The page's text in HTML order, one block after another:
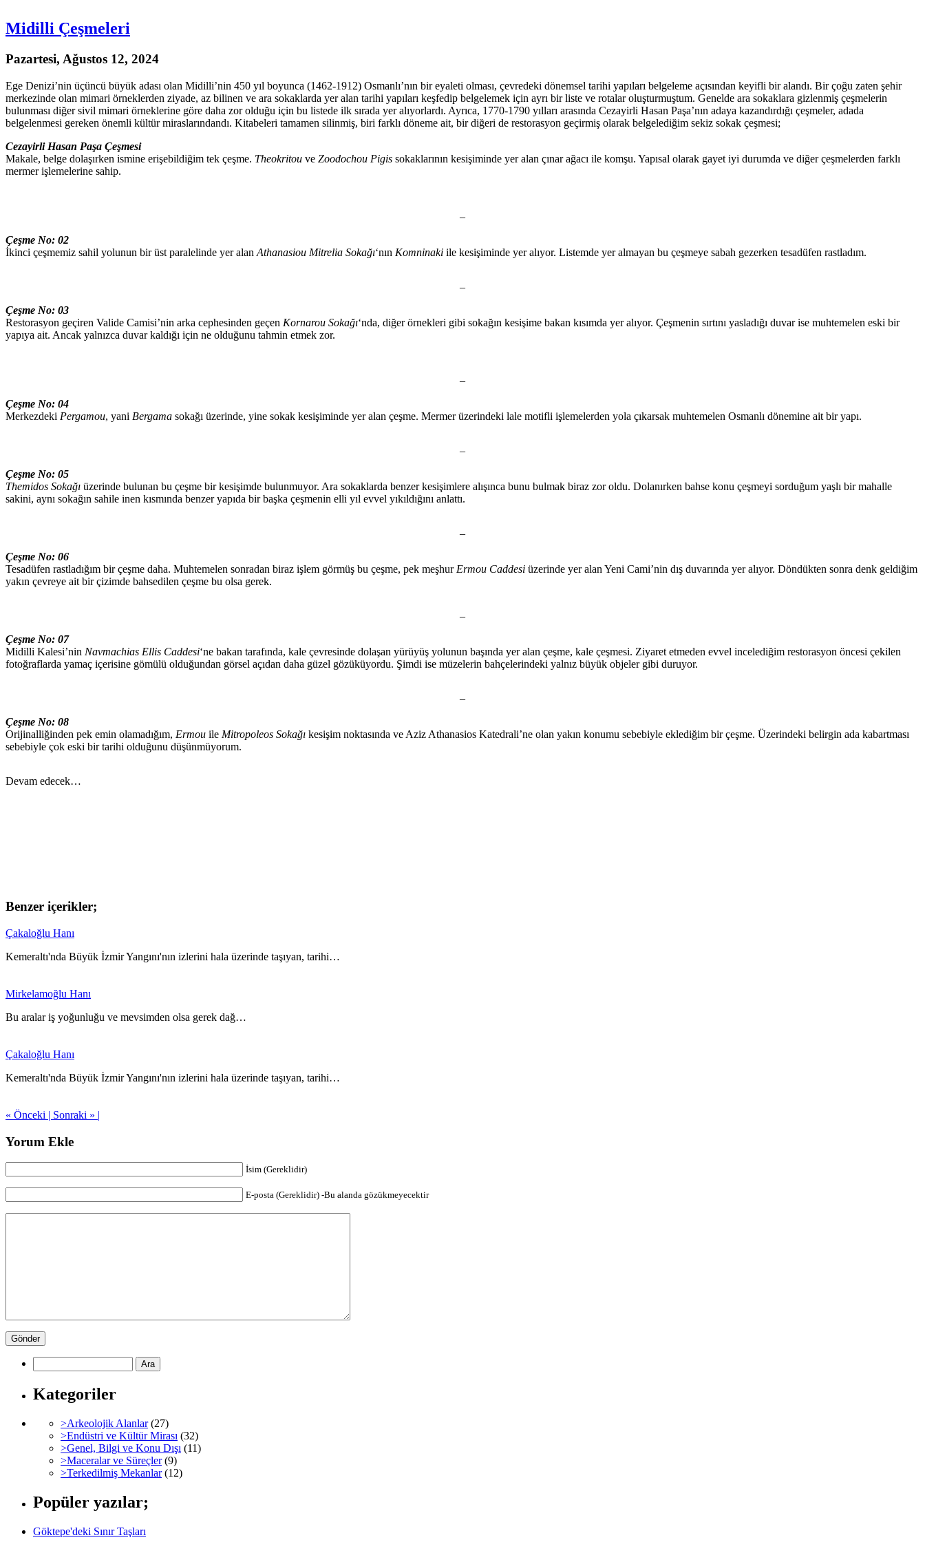
Midilli Çeşmeleri
Pazartesi, Ağustos 12, 2024
Ege Denizi’nin üçüncü büyük adası olan Midilli’nin 450 yıl boyunca (1462-1912) Osmanlı’nın bir eyaleti olması, çevredeki dönemsel tarihi yapıları belgeleme açısından keyifli bir alandı. Bir çoğu zaten şehir
merkezinde olan mimari örneklerden ziyade, az bilinen ve ara sokaklarda yer alan tarihi yapıları keşfedip belgelemek için ayrı bir liste ve rotalar oluşturmuştum. Genelde ara sokaklara gizlenmiş çeşmelerin
bulunması diğer sivil mimari örneklerine göre daha zor olduğu için bu listede ilk sırada yer alıyorlardı. Ayrıca, 1770-1790 yılları arasında Cezayirli Hasan Paşa’nın adaya kazandırdığı çeşmeler, adada
belgelenmesi gereken önemli kültür miraslarındandı. Kitabeleri tamamen silinmiş, biri farklı döneme ait, bir diğeri de restorasyon geçirmiş olarak belgelediğim sekiz sokak çeşmesi;
Cezayirli Hasan Paşa Çeşmesi
Makale, belge dolaşırken ismine erişebildiğim tek çeşme. Theokritou ve Zoodochou Pigis sokaklarının kesişiminde yer alan çınar ağacı ile komşu. Yapısal olarak gayet iyi durumda ve diğer çeşmelerden farklı
mermer işlemelerine sahip.
–
Çeşme No: 02
İkinci çeşmemiz sahil yolunun bir üst paralelinde yer alan Athanasiou Mitrelia Sokağı‘nın Komninaki ile kesişiminde yer alıyor. Listemde yer almayan bu çeşmeye sabah gezerken tesadüfen rastladım.
–
Çeşme No: 03
Restorasyon geçiren Valide Camisi’nin arka cephesinden geçen Kornarou Sokağı‘nda, diğer örnekleri gibi sokağın kesişime bakan kısımda yer alıyor. Çeşmenin sırtını yasladığı duvar ise muhtemelen eski bir
yapıya ait. Ancak yalnızca duvar kaldığı için ne olduğunu tahmin etmek zor.
–
Çeşme No: 04
Merkezdeki Pergamou, yani Bergama sokağı üzerinde, yine sokak kesişiminde yer alan çeşme. Mermer üzerindeki lale motifli işlemelerden yola çıkarsak muhtemelen Osmanlı dönemine ait bir yapı.
–
Çeşme No: 05
Themidos Sokağı üzerinde bulunan bu çeşme bir kesişimde bulunmuyor. Ara sokaklarda benzer kesişimlere alışınca bunu bulmak biraz zor oldu. Dolanırken bahse konu çeşmeyi sorduğum yaşlı bir mahalle
sakini, aynı sokağın sahile inen kısmında benzer yapıda bir başka çeşmenin elli yıl evvel yıkıldığını anlattı.
–
Çeşme No: 06
Tesadüfen rastladığım bir çeşme daha. Muhtemelen sonradan biraz işlem görmüş bu çeşme, pek meşhur Ermou Caddesi üzerinde yer alan Yeni Cami’nin dış duvarında yer alıyor. Döndükten sonra denk geldiğim
yakın çevreye ait bir çizimde bahsedilen çeşme bu olsa gerek.
–
Çeşme No: 07
Midilli Kalesi’nin Navmachias Ellis Caddesi‘ne bakan tarafında, kale çevresinde dolaşan yürüyüş yolunun başında yer alan çeşme, kale çeşmesi. Ziyaret etmeden evvel incelediğim restorasyon öncesi çekilen
fotoğraflarda yamaç içerisine gömülü olduğundan görsel açıdan daha güzel gözüküyordu. Şimdi ise müzelerin bahçelerindeki yalnız büyük objeler gibi duruyor.
–
Çeşme No: 08
Orijinalliğinden pek emin olamadığım, Ermou ile Mitropoleos Sokağı kesişim noktasında ve Aziz Athanasios Katedrali’ne olan yakın konumu sebebiyle eklediğim bir çeşme. Üzerindeki belirgin ada kabartması
sebebiyle çok eski bir tarihi olduğunu düşünmüyorum.
Devam edecek…
Benzer içerikler;
Çakaloğlu Hanı
Kemeraltı'nda Büyük İzmir Yangını'nın izlerini hala üzerinde taşıyan, tarihi…
Mirkelamoğlu Hanı
Bu aralar iş yoğunluğu ve mevsimden olsa gerek dağ…
Çakaloğlu Hanı
Kemeraltı'nda Büyük İzmir Yangını'nın izlerini hala üzerinde taşıyan, tarihi…
« Önceki | Sonraki » |
Yorum Ekle
İsim (Gereklidir)
E-posta (Gereklidir) -Bu alanda gözükmeyecektir
Kategoriler
>Arkeolojik Alanlar(27)
>Endüstri ve Kültür Mirası (32)
>Genel, Bilgi ve Konu Dışı (11)
>Maceralar ve Süreçler(9)
>Terkedilmiş Mekanlar(12)
Popüler yazılar;
Göktepe'deki Sınır Taşları